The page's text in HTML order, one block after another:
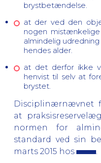
brystbetændelse.
at der ved den
nogen
almindelig
hendes alder.
at det derfor ikke
henvist til selv at
brystet.
Disciplinærnævnet
at
normen for
standard ved sin
marts 2015 hos